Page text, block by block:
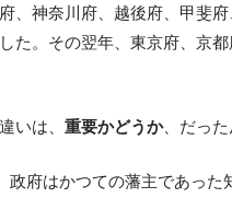
、神奈川府、越後府、甲斐府
た。その翌年、東京府、京
いは、重要かどうか、だった
政府はかつての藩主であった